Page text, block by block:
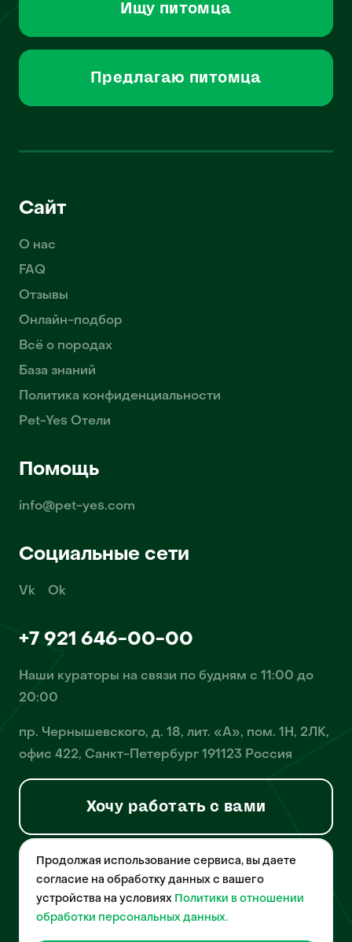
Ищу питомца
Предлагаю питомца
Сайт
О нас
FAQ
Отзывы
Онлайн-подбор
Всё о породах
База знаний
Политика конфиденциальности
Pet-Yes Отели
Помощь
info@pet-yes.com
Социальные сети
Vk Ok
+7 921 646-00-00
Наши кураторы на связи по будням с 11:00 до
20:00
пр. Чернышевского, д. 18, лит. «А», пом. 1Н, 2ЛК,
офис 422, Санкт-Петербург 191123 Россия
Хочу работать с вами
© 2026 Pet-Yes. ООО «Биржа домашних животных «Пет-Ес»
осуществляет деятельность в области информационных
технологий, деятельность по разработке и эксплуатации
собственного программного обеспечения, деятельность
порталов в информационно-коммуникационной сети Интернет и
Продолжая использование сервиса, вы даете
согласие на обработку данных с вашего
устройства на условиях Политики в отношении
обработки персональных данных.